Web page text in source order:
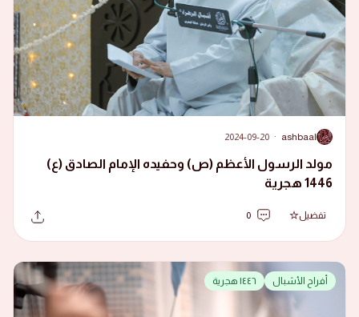
A
ashbaal
·
2024-09-20
مولد الرسول الأعظم (ص) وحفيده الإمام الصادق (ع)
1446 هجرية
تفضيل 0
أفراح الأشبال ١٤٤٦ هجرية